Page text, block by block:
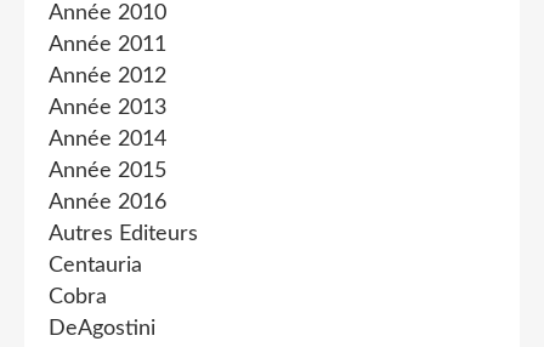
Année 2010
Année 2011
Année 2012
Année 2013
Année 2014
Année 2015
Année 2016
Autres Editeurs
Centauria
Cobra
DeAgostini